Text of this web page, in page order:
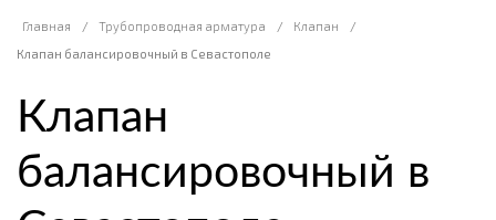
Главная / Трубопроводная арматура / Клапан
/
Клапан балансировочный в Севастополе
Клапан
балансировочный в